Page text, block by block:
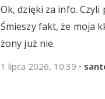
Ok, dzięki za info.
Śmieszy fakt, że moja
żony już nie.
1 lipca 2026, 10:39 •